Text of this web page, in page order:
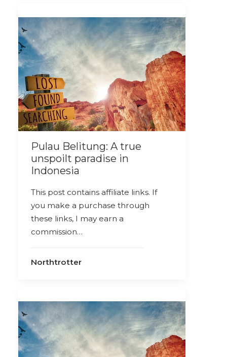
Pulau Belitung: A true
unspoilt paradise in
Indonesia
This post contains affiliate links. If
you make a purchase through
these links, I may earn a
commission…
Northtrotter